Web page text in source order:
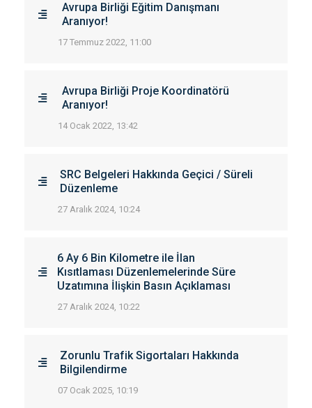
Avrupa Birliği Eğitim Danışmanı
Aranıyor!
17 Temmuz 2022, 11:00
Avrupa Birliği Proje Koordinatörü
Aranıyor!
14 Ocak 2022, 13:42
SRC Belgeleri Hakkında Geçici / Süreli
Düzenleme
27 Aralık 2024, 10:24
6 Ay 6 Bin Kilometre ile İlan
Kısıtlaması Düzenlemelerinde Süre
Uzatımına İlişkin Basın Açıklaması
27 Aralık 2024, 10:22
Zorunlu Trafik Sigortaları Hakkında
Bilgilendirme
07 Ocak 2025, 10:19